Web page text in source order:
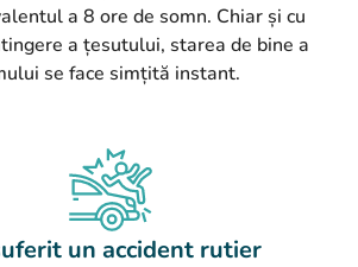
a 8 ore de somn. Chiar și cu
a țesutului, starea de bine a
se face simțită instant.
un accident rutier